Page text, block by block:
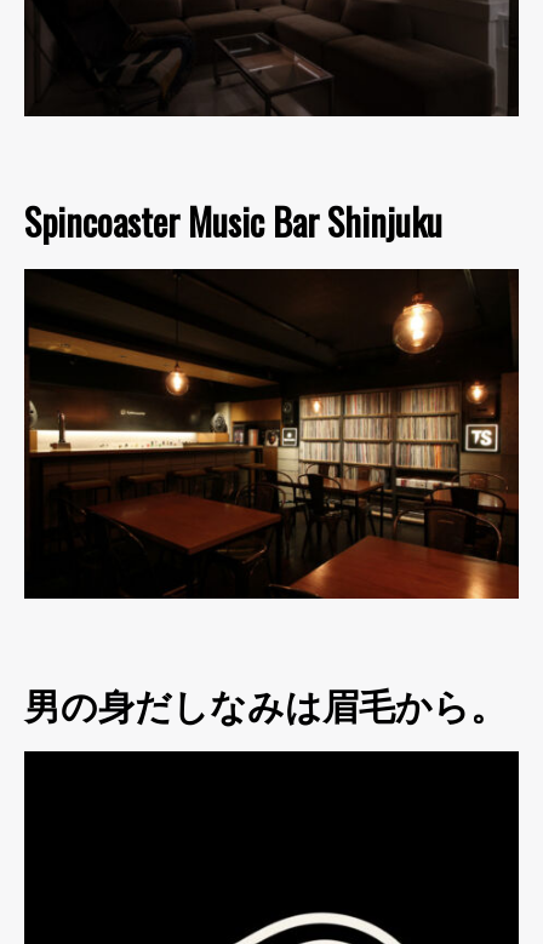
Spincoaster Music Bar Shinjuku
男の身だしなみは眉毛から。